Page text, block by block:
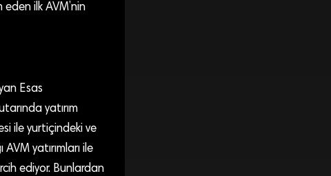
ilk AVM’nin
Esas
yatırım
ile yurtiçindeki ve
yatırımları ile
ediyor. Bunlardan